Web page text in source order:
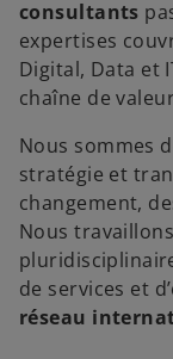
consultants
expertises
Digital, Data et
chaîne de
Nous sommes
stratégie et
changement,
Nous
de services et
réseau